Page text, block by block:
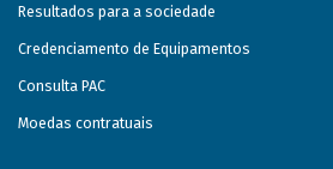
Resultados para a sociedade
Credenciamento de Equipamentos
Consulta PAC
Moedas contratuais